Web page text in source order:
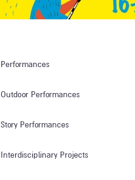
Performances
Outdoor Performances
Story Performances
Interdisciplinary Projects